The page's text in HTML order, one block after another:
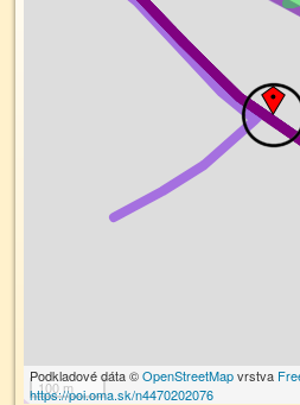
100 m
Podkladové dáta ©OpenStreetMapvrstva
https://poi.oma.sk/n4470202076